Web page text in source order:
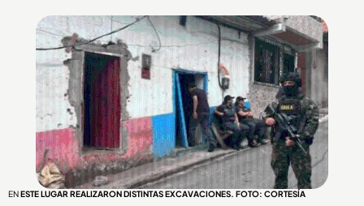
ENESTE LUGAR REALIZARON DISTINTAS EXCAVACIONES. FOTO: CORTESÍA